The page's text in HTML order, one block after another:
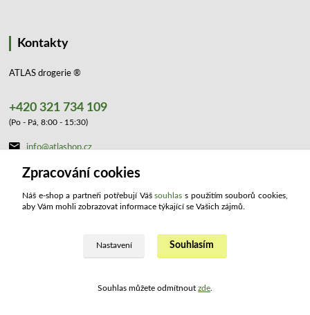
Kontakty
ATLAS drogerie ®
+420 321 734 109
(Po - Pá, 8:00 - 15:30)
info@atlashop.cz
Upravit sběr cookies.
2023 ATLAS drogerie ®. Všechna práva vyhrazena.
Zpracování cookies
Náš e-shop a partneři potřebují Vášsouhlas s použitím souborů cookies,
aby Vám mohli zobrazovat informace týkající se Vašich zájmů.
Nastavení Souhlasím
Souhlas můžete odmítnout zde.